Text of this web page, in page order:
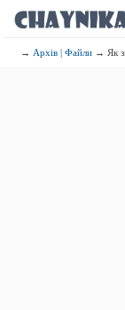
→ Архів | Файли → Як